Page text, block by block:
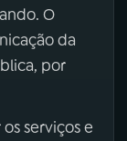
O
da
por
serviços e